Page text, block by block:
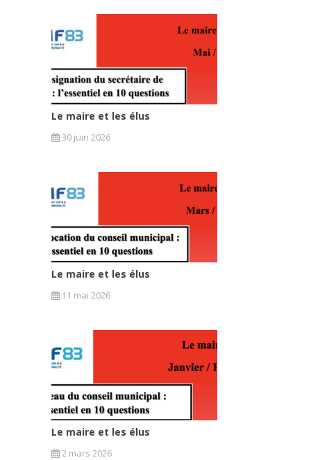
Le maire et les élus
30 juin 2026
Le maire et les élus
11 mai 2026
Le maire et les élus
2 mars 2026